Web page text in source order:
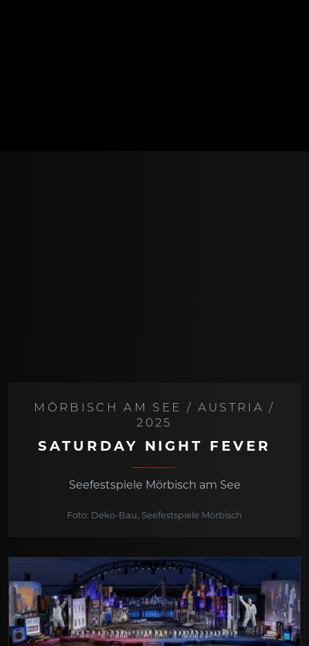
MÖRBISCH AM SEE / AUSTRIA /
2025
SATURDAY NIGHT FEVER
Seefestspiele Mörbisch am See
Foto: Deko-Bau, Seefestspiele Mörbisch